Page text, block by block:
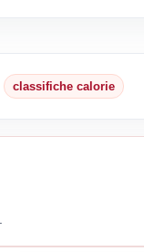
classifiche calorie